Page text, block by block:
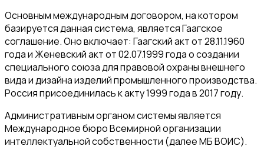
Основным международным договором, на котором
базируется данная система, является Гаагское
соглашение. Оно включает: Гаагский акт от 28.11.1960
года и Женевский акт от 02.07.1999 года о создании
специального союза для правовой охраны внешнего
вида и дизайна изделий промышленного производства.
Россия присоединилась к акту 1999 года в 2017 году.
Административным органом системы является
Международное бюро Всемирной организации
интеллектуальной собственности (далее МБ ВОИС).